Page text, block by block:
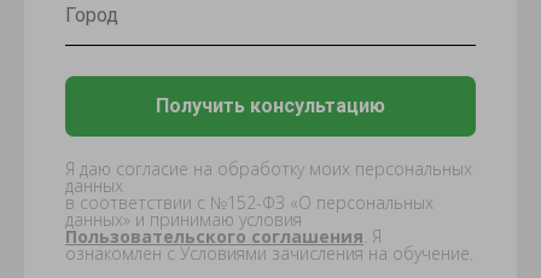
Получить консультацию
Я даю согласие на обработку моих персональных
данных
в соответствии с №152-ФЗ «О персональных
данных» и принимаю условия
Пользовательского соглашения . Я
ознакомлен с Условиями зачисления на обучение.